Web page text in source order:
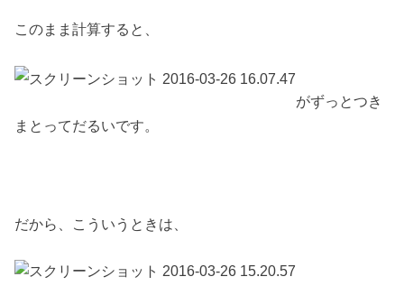
このまま計算すると、
がずっとつき
まとってだるいです。
だから、こういうときは、